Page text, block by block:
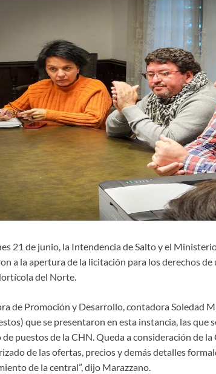
21 de junio, la Intendencia de Salto y el
a la apertura de la licitación para los derechos de
del Norte.
de Promoción y Desarrollo, contadora Soledad
que se presentaron en esta instancia, las que
puestos de la CHN. Queda a consideración de
de las ofertas, precios y demás detalles
de la central”, dijo Marazzano.